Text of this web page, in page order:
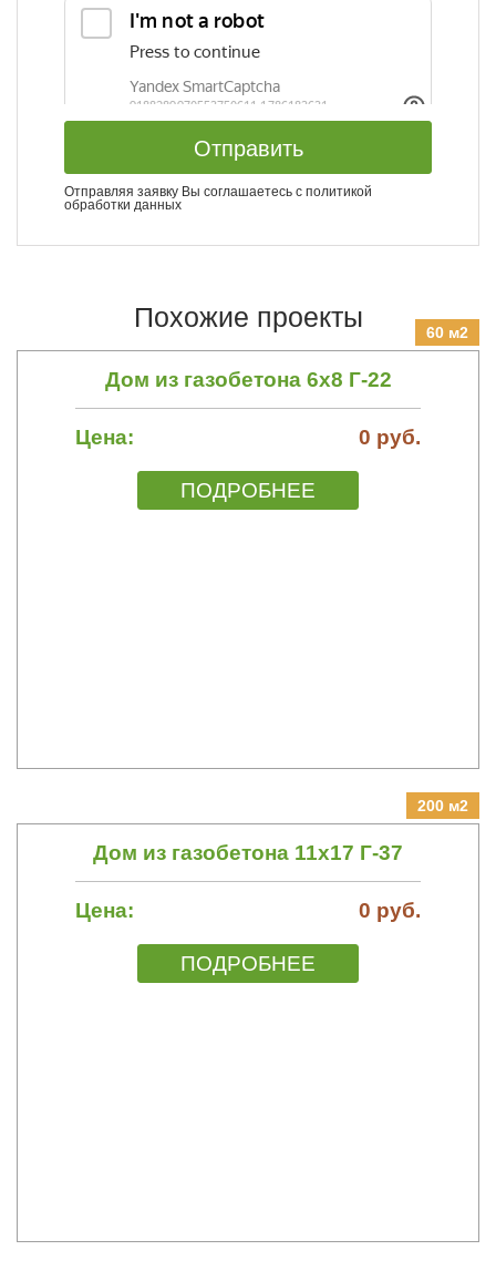
Отправить
Отправляя заявку Вы соглашаетесь с политикой
обработки данных
Похожие проекты 60 м2
Дом из газобетона 6х8 Г-22
Цена: 0 руб.
ПОДРОБНЕЕ
200 м2
Дом из газобетона 11х17 Г-37
Цена: 0 руб.
ПОДРОБНЕЕ